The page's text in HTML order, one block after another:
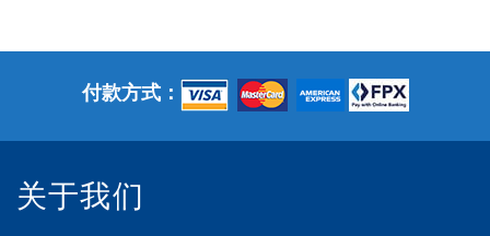
付款方式：
关于我们